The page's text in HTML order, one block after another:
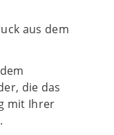
aus dem
die das
mit Ihrer